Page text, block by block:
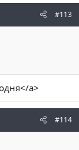
#113
a>
#114